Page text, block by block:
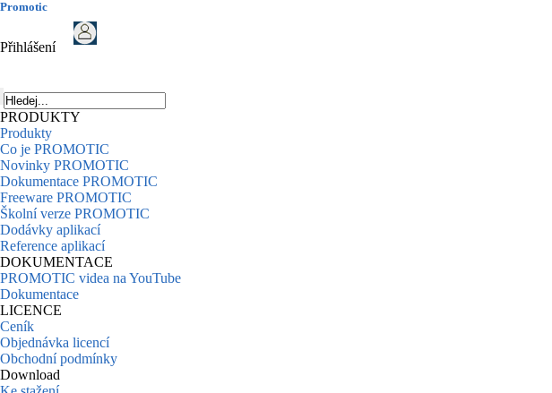
Promotic
Přihlášení
PRODUKTY
Produkty
Co je PROMOTIC
Novinky PROMOTIC
Dokumentace PROMOTIC
Freeware PROMOTIC
Školní verze PROMOTIC
Dodávky aplikací
Reference aplikací
DOKUMENTACE
PROMOTIC videa na YouTube
Dokumentace
LICENCE
Ceník
Objednávka licencí
Obchodní podmínky
Download